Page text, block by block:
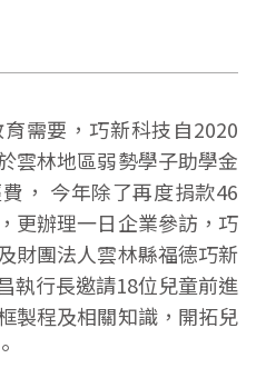
需要，巧新科技自2020
雲林地區弱勢學子助學金
， 今年除了再度捐款46
更辦理一日企業參訪，巧
財團法人雲林縣福德巧新
執行長邀請18位兒童前進
製程及相關知識，開拓兒